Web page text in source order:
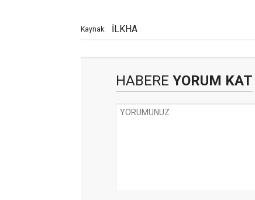
Kaynak: İLKHA
HABERE YORUM KAT